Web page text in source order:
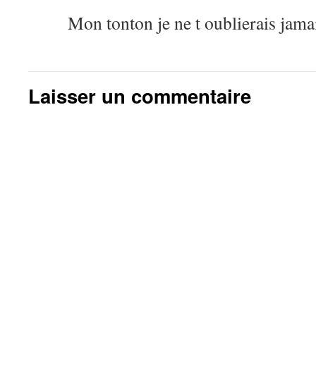
Mon tonton je ne t oublierais
Laisser un commentaire